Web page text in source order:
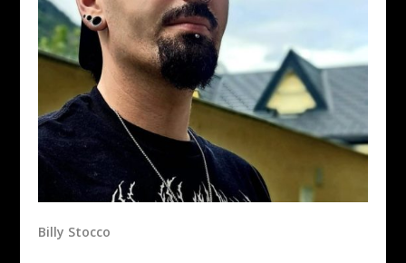
Billy Stocco